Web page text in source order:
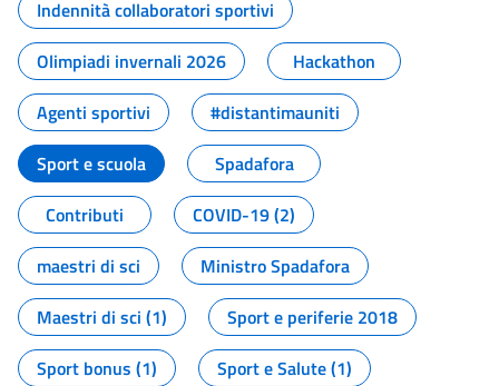
Indennità collaboratori sportivi
Olimpiadi invernali 2026
Hackathon
Agenti sportivi
#distantimauniti
Sport e scuola
Spadafora
Contributi
COVID-19 (2)
maestri di sci
Ministro Spadafora
Maestri di sci (1)
Sport e periferie 2018
Sport bonus (1)
Sport e Salute (1)